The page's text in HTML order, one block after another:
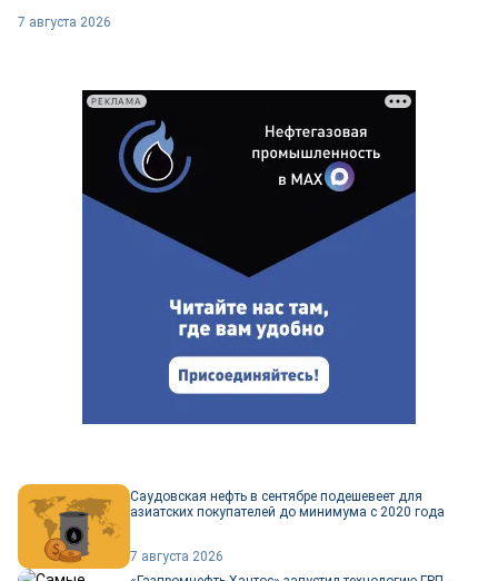
7 августа 2026
Саудовская нефть в сентябре подешевеет для
азиатских покупателей до минимума с 2020 года
7 августа 2026
РЕКЛАМА